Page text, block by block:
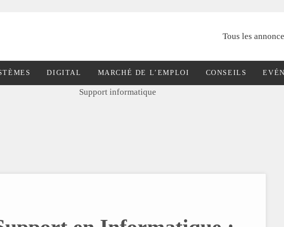
Tous les
DIGITAL MARCHÉ DE L’EMPLOI CONSEILS